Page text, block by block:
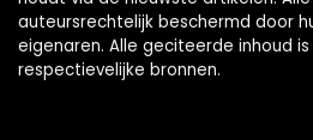
auteursrechtelijk beschermd door
eigenaren. Alle geciteerde inhoud
respectievelijke bronnen.